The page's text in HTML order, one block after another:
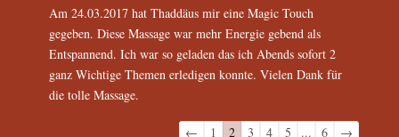
Am 24.03.2017 hat Thaddäus mir eine Magic Touch
gegeben. Diese Massage war mehr Energie gebend als
Entspannend. Ich war so geladen das ich Abends sofort 2
ganz Wichtige Themen erledigen konnte. Vielen Dank für
die tolle Massage.
Navigation
← 1 2 3 4 5 ... 6 →